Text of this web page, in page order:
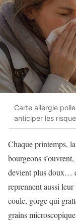
Carte allergie
anticiper les
Chaque printemps,
bourgeons
devient plus doux…
reprennent aussi
coule, gorge qui
grains